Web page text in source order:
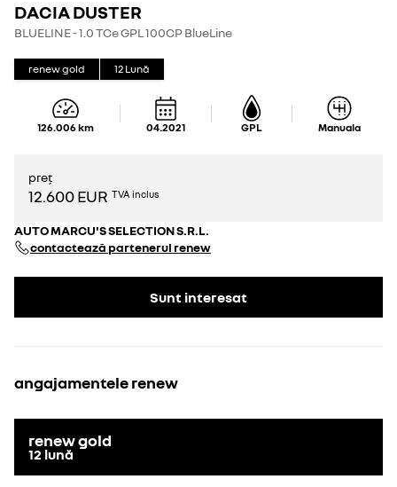
DACIA DUSTER
BLUELINE - 1.0 TCe GPL 100CP BlueLine
renew gold 12 Lună
126.006km 04.2021 GPL Manuala
preț
12.600 EUR TVA inclus
AUTO MARCU'S SELECTION S.R.L.
contactează partenerul renew
Sunt interesat
angajamentele renew
renew gold
12 lună